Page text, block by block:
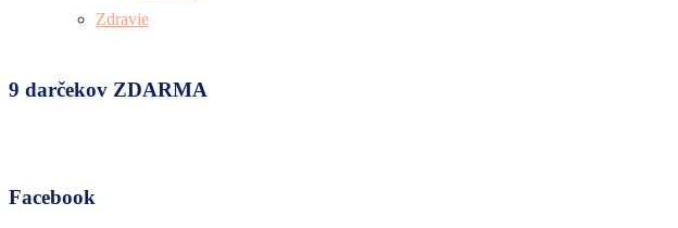
Zdravie
9 darčekov ZDARMA
Facebook